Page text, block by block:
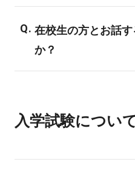
いただき、相談し
の相談から適性や
っておりますので気
在校生の方とお話
か？
ントとして体験授業
す。
入学試験につい